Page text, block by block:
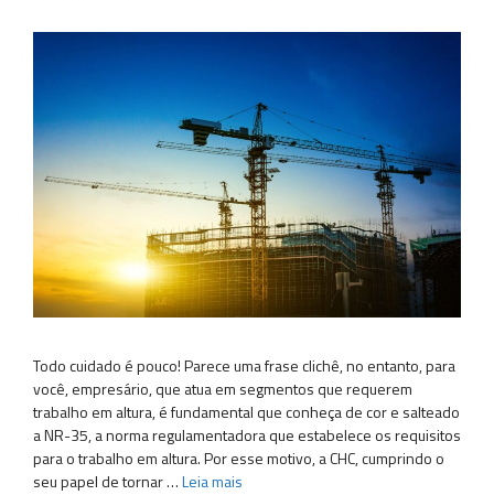
Todo cuidado é pouco! Parece uma frase clichê, no entanto, para
você, empresário, que atua em segmentos que requerem
trabalho em altura, é fundamental que conheça de cor e salteado
a NR-35, a norma regulamentadora que estabelece os requisitos
para o trabalho em altura. Por esse motivo, a CHC, cumprindo o
seu papel de tornar …Leia mais